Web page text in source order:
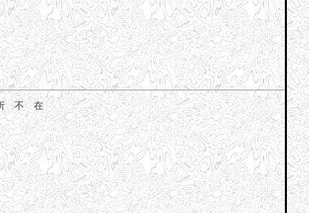
不 在